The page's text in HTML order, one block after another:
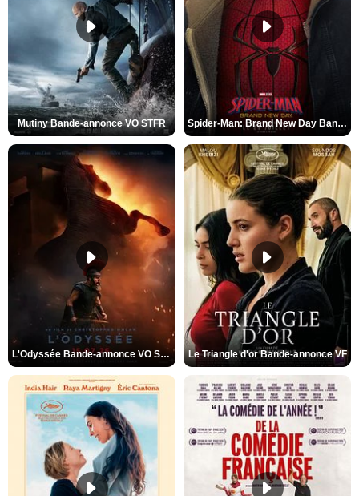
Mutiny Bande-annonce VO STFR Spider-Man: Brand New Day Bande-annonce VO STFR
L'Odyssée Bande-annonce VO STFR Le Triangle d'or Bande-annonce VF